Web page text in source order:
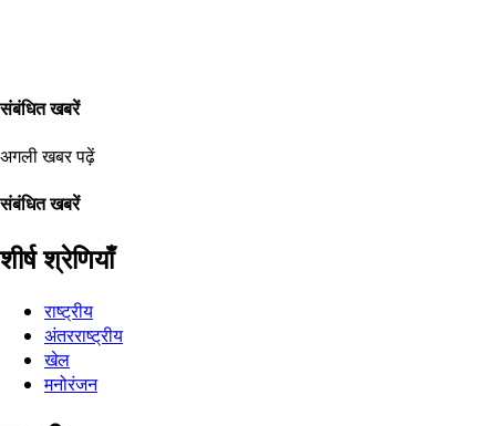
संबंधित खबरें
अगली खबर पढ़ें
संबंधित खबरें
शीर्ष श्रेणियाँ
राष्ट्रीय
अंतरराष्ट्रीय
खेल
मनोरंजन